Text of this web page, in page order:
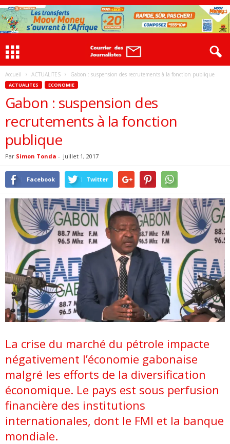
Accueil ACTUALITES Gabon : suspension des recrutements à la fonction publique
ACTUALITES ECONOMIE
Gabon : suspension des
recrutements à la fonction
publique
Par Simon Tonda - juillet 1, 2017
Facebook Twitter
La crise du marché du pétrole impacte
négativement l’économie gabonaise
malgré les efforts de la diversification
économique. Le pays est sous perfusion
financière des institutions
internationales, dont le FMI et la banque
mondiale.